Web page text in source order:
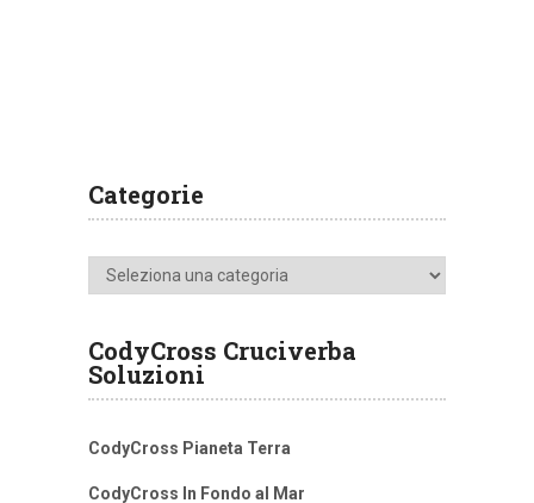
Categorie
Categorie
CodyCross Cruciverba
Soluzioni
CodyCross Pianeta Terra
CodyCross In Fondo al Mar